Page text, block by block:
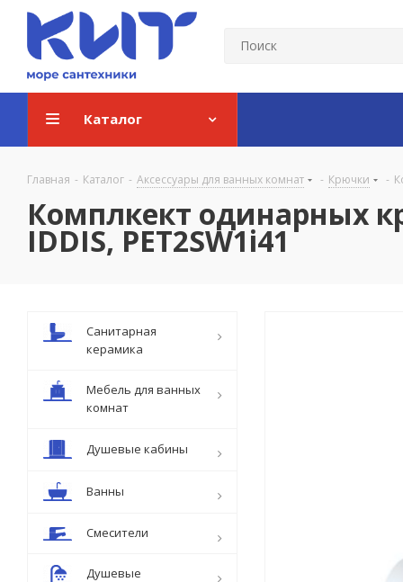
Каталог
Главная - Каталог - Аксессуары для ванных комнат - Крючки -
Комплкект одинарных
IDDIS, PET2SW1i41
Санитарная
керамика
Мебель для ванных
комнат
Душевые кабины
Ванны
Смесители
Душевые